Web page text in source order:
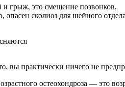
грыж, это смещение позвонков,
сколиоз для шейного
вы практически ничего не
остеохондроза — это